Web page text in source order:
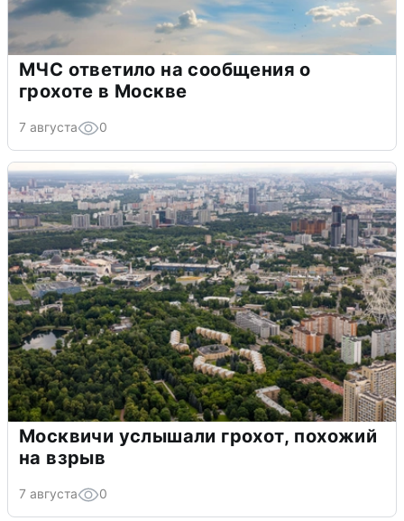
МЧС ответило на сообщения о
грохоте в Москве
7 августа 0
Москвичи услышали грохот, похожий
на взрыв
7 августа 0